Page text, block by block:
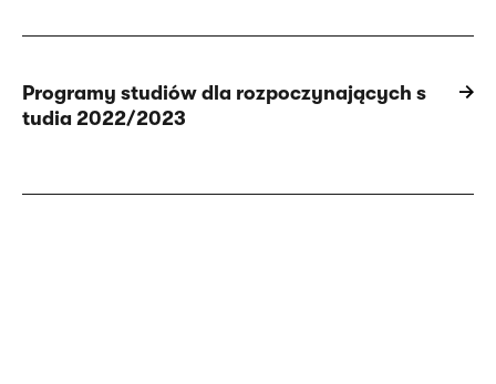
Programy studiów dla rozpoczynających s
tudia 2022/2023